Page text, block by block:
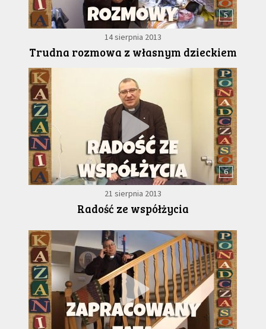
5
14 sierpnia 2013
Trudna rozmowa z własnym dzieckiem
6
21 sierpnia 2013
Radość ze współżycia